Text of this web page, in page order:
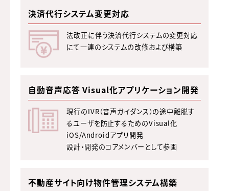
決済代行システム変更対応
法改正に伴う決済代行システムの変更対応
にて一連のシステムの改修および構築
自動音声応答 Visual化アプリケーション開発
現行のIVR（音声ガイダンス）の途中離脱す
るユーザを防止するためのVisual化
iOS/Androidアプリ開発
設計・開発のコアメンバーとして参画
不動産サイト向け物件管理システム構築